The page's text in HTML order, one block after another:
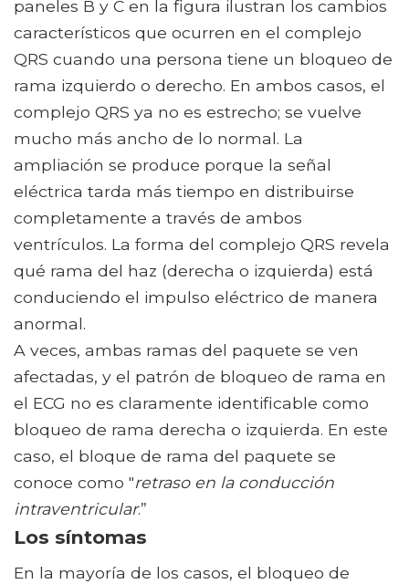
paneles B y C en la figura ilustran los cambios
característicos que ocurren en el complejo
QRS cuando una persona tiene un bloqueo de
rama izquierdo o derecho. En ambos casos, el
complejo QRS ya no es estrecho; se vuelve
mucho más ancho de lo normal. La
ampliación se produce porque la señal
eléctrica tarda más tiempo en distribuirse
completamente a través de ambos
ventrículos. La forma del complejo QRS revela
qué rama del haz (derecha o izquierda) está
conduciendo el impulso eléctrico de manera
anormal.
A veces, ambas ramas del paquete se ven
afectadas, y el patrón de bloqueo de rama en
el ECG no es claramente identificable como
bloqueo de rama derecha o izquierda. En este
caso, el bloque de rama del paquete se
conoce como "retraso en la conducción
intraventricular.”
Los síntomas
En la mayoría de los casos, el bloqueo de